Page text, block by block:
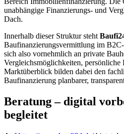
unabhängige Finanzierungs- und
Dach.
Innerhalb dieser Struktur steht
Baufinanzierungsvermittlung im
sich also vornehmlich an private
Vergleichsmöglichkeiten, persönliche
Marktüberblick bilden dabei den
Baufinanzierung planbarer,
Beratung – digital
begleitet